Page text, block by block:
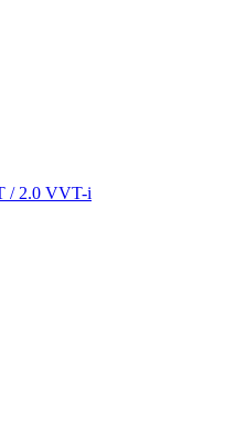
/ 2.0 VVT-i